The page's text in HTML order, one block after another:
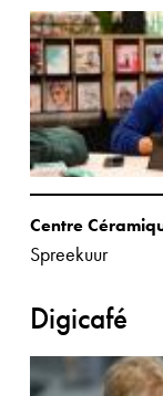
Centre
Spreekuur
Digicafé